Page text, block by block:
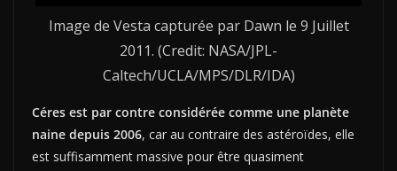
Image de Vesta capturée par Dawn le 9 Juillet
2011. (Credit: NASA/JPL-
Caltech/UCLA/MPS/DLR/IDA)
Céres est par contre considérée comme une planète
naine depuis 2006, car au contraire des astéroïdes, elle
est suffisamment massive pour être quasiment